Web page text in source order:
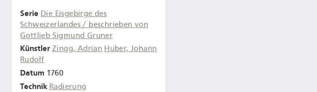
Serie Die Eisgebirge des
Schweizerlandes / beschrieben von
Gottlieb Sigmund Gruner
Künstler Zingg, Adrian Huber, Johann
Rudolf
Datum 1760
Technik Radierung